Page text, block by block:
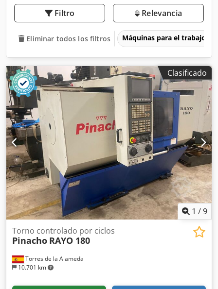
Filtro Relevancia
Eliminar todos los filtros Máquinas para el trabajo
Clasificado
1 /9
Torres de la Alameda
10.701 km
Torno controlado por ciclos
Pinacho RAYO 180